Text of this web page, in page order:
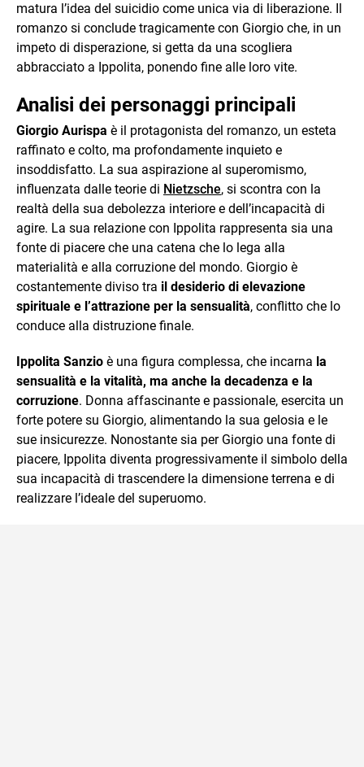
matura l’idea del suicidio come unica via di liberazione. Il
romanzo si conclude tragicamente con Giorgio che, in un
impeto di disperazione, si getta da una scogliera
abbracciato a Ippolita, ponendo fine alle loro vite.
Analisi dei personaggi principali
Giorgio Aurispa è il protagonista del romanzo, un esteta
raffinato e colto, ma profondamente inquieto e
insoddisfatto. La sua aspirazione al superomismo,
influenzata dalle teorie di Nietzsche, si scontra con la
realtà della sua debolezza interiore e dell’incapacità di
agire. La sua relazione con Ippolita rappresenta sia una
fonte di piacere che una catena che lo lega alla
materialità e alla corruzione del mondo. Giorgio è
costantemente diviso tra il desiderio di elevazione
spirituale e l’attrazione per la sensualità, conflitto che lo
conduce alla distruzione finale.
Ippolita Sanzio è una figura complessa, che incarna la
sensualità e la vitalità, ma anche la decadenza e la
corruzione. Donna affascinante e passionale, esercita un
forte potere su Giorgio, alimentando la sua gelosia e le
sue insicurezze. Nonostante sia per Giorgio una fonte di
piacere, Ippolita diventa progressivamente il simbolo della
sua incapacità di trascendere la dimensione terrena e di
realizzare l’ideale del superuomo.